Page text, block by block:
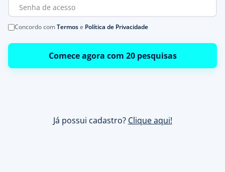
Concordo comTermose Política de Privacidade
Comece agora com 20 pesquisas
Já possui cadastro? Clique aqui!